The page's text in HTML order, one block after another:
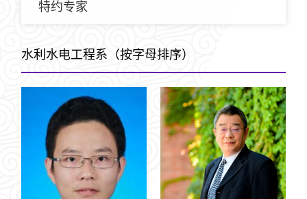
特约专家
水利水电工程系（按字母排序）